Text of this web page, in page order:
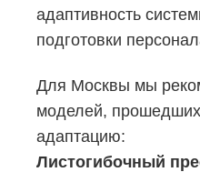
адаптивность
подготовки
Для Москвы мы
моделей,
адаптацию:
Листогибочный